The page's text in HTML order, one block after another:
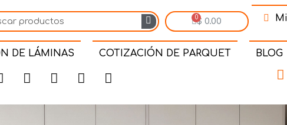
$ 0.00
DE LÁMINAS COTIZACIÓN DE PARQUET BLOG